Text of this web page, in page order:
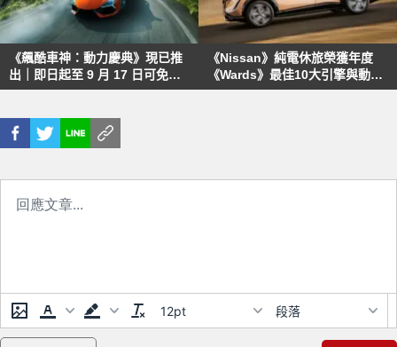
《飆酷車神：動力慶典》現已推
出｜即日起至 9 月 17 日可免費
試玩5小時！
《Nissan》純電休旅榮獲年度
《Wards》最佳10大引擎與動力
總成獎
12pt 段落